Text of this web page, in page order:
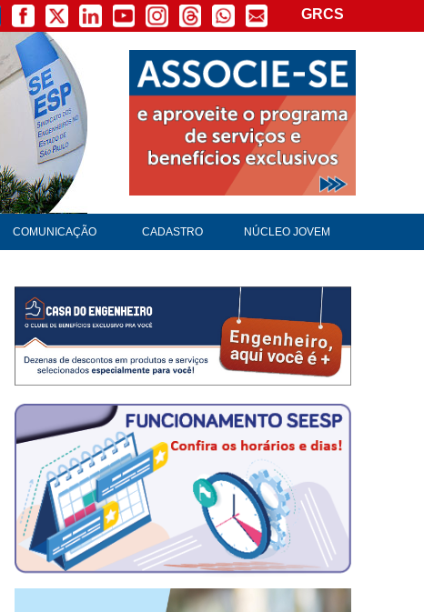
GRCS
COMUNICAÇÃO CADASTRO NÚCLEO JOVEM